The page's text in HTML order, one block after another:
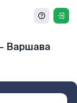
Варшава